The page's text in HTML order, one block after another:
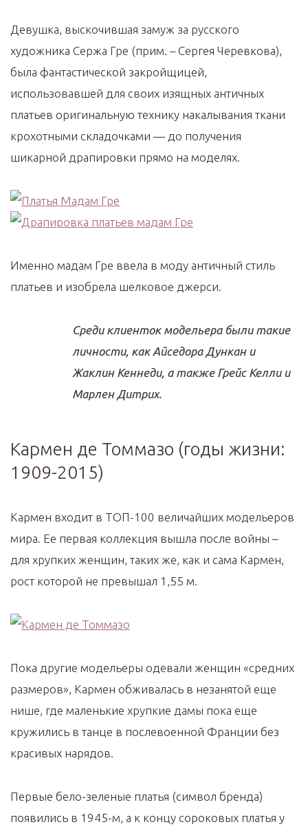
Девушка, выскочившая замуж за русского
художника Сержа Гре (прим. – Сергея Черевкова),
была фантастической закройщицей,
использовавшей для своих изящных античных
платьев оригинальную технику накалывания ткани
крохотными складочками — до получения
шикарной драпировки прямо на моделях.
Именно мадам Гре ввела в моду античный стиль
платьев и изобрела шелковое джерси.
Среди клиенток модельера были такие
личности, как Айседора Дункан и
Жаклин Кеннеди, а также Грейс Келли и
Марлен Дитрих.
Кармен де Томмазо (годы жизни:
1909-2015)
Кармен входит в ТОП-100 величайших модельеров
мира. Ее первая коллекция вышла после войны –
для хрупких женщин, таких же, как и сама Кармен,
рост которой не превышал 1,55 м.
Пока другие модельеры одевали женщин «средних
размеров», Кармен обживалась в незанятой еще
нише, где маленькие хрупкие дамы пока еще
кружились в танце в послевоенной Франции без
красивых нарядов.
Первые бело-зеленые платья (символ бренда)
появились в 1945-м, а к концу сороковых платья у